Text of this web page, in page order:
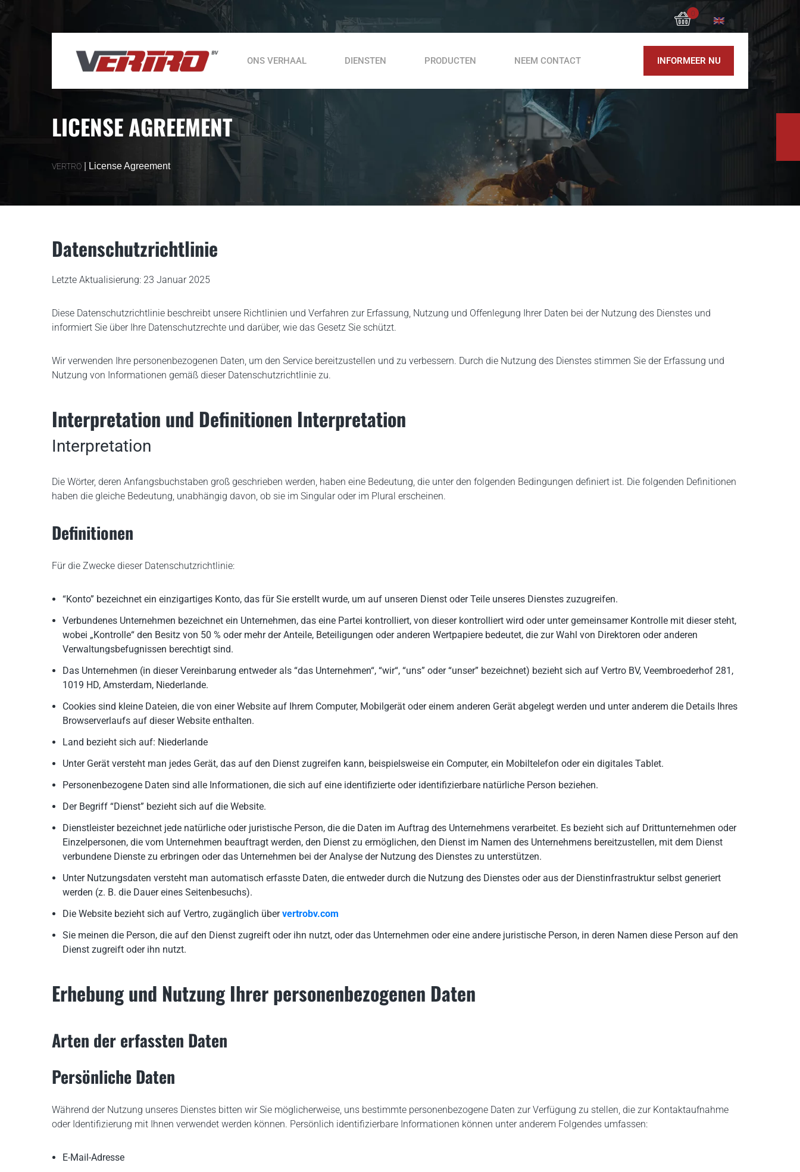
0
Achterloopverdichter VDR 60 C
Achterloopverdichter VDR 60 C Blokzaagmachine
Rebar snijmachine MC 52
Vibrator aandrijfeenheid VDV 320 Rebar plooimachine MB 42
VDV 170 D vibrator-aandrijfeenheid Rebar plooimachine MB 42 EVO
ONS VERHAAL DIENSTEN PRODUCTEN NEEM CONTACT INFORMEER NU
LICENSE AGREEMENT
VERTRO License Agreement
Datenschutzrichtlinie
Letzte Aktualisierung: 23 Januar 2025
Diese Datenschutzrichtlinie beschreibt unsere Richtlinien und Verfahren zur Erfassung, Nutzung und Offenlegung Ihrer Daten bei der Nutzung des Dienstes und
informiert Sie über Ihre Datenschutzrechte und darüber, wie das Gesetz Sie schützt.
Wir verwenden Ihre personenbezogenen Daten, um den Service bereitzustellen und zu verbessern. Durch die Nutzung des Dienstes stimmen Sie der Erfassung und
Nutzung von Informationen gemäß dieser Datenschutzrichtlinie zu.
Interpretation und Definitionen Interpretation
Interpretation
Die Wörter, deren Anfangsbuchstaben groß geschrieben werden, haben eine Bedeutung, die unter den folgenden Bedingungen definiert ist. Die folgenden Definitionen
haben die gleiche Bedeutung, unabhängig davon, ob sie im Singular oder im Plural erscheinen.
Definitionen
Für die Zwecke dieser Datenschutzrichtlinie:
“Konto” bezeichnet ein einzigartiges Konto, das für Sie erstellt wurde, um auf unseren Dienst oder Teile unseres Dienstes zuzugreifen.
Verbundenes Unternehmen bezeichnet ein Unternehmen, das eine Partei kontrolliert, von dieser kontrolliert wird oder unter gemeinsamer Kontrolle mit dieser steht,
wobei „Kontrolle“ den Besitz von 50 % oder mehr der Anteile, Beteiligungen oder anderen Wertpapiere bedeutet, die zur Wahl von Direktoren oder anderen
Verwaltungsbefugnissen berechtigt sind.
Das Unternehmen (in dieser Vereinbarung entweder als “das Unternehmen“, “wir“, “uns” oder “unser” bezeichnet) bezieht sich auf Vertro BV, Veembroederhof 281,
1019 HD, Amsterdam, Niederlande.
Cookies sind kleine Dateien, die von einer Website auf Ihrem Computer, Mobilgerät oder einem anderen Gerät abgelegt werden und unter anderem die Details Ihres
Browserverlaufs auf dieser Website enthalten.
Land bezieht sich auf: Niederlande
Unter Gerät versteht man jedes Gerät, das auf den Dienst zugreifen kann, beispielsweise ein Computer, ein Mobiltelefon oder ein digitales Tablet.
Personenbezogene Daten sind alle Informationen, die sich auf eine identifizierte oder identifizierbare natürliche Person beziehen.
Der Begriff “Dienst” bezieht sich auf die Website.
Dienstleister bezeichnet jede natürliche oder juristische Person, die die Daten im Auftrag des Unternehmens verarbeitet. Es bezieht sich auf Drittunternehmen oder
Einzelpersonen, die vom Unternehmen beauftragt werden, den Dienst zu ermöglichen, den Dienst im Namen des Unternehmens bereitzustellen, mit dem Dienst
verbundene Dienste zu erbringen oder das Unternehmen bei der Analyse der Nutzung des Dienstes zu unterstützen.
Unter Nutzungsdaten versteht man automatisch erfasste Daten, die entweder durch die Nutzung des Dienstes oder aus der Dienstinfrastruktur selbst generiert
werden (z. B. die Dauer eines Seitenbesuchs).
Die Website bezieht sich auf Vertro, zugänglich übervertrobv.com
Sie meinen die Person, die auf den Dienst zugreift oder ihn nutzt, oder das Unternehmen oder eine andere juristische Person, in deren Namen diese Person auf den
Dienst zugreift oder ihn nutzt.
Erhebung und Nutzung Ihrer personenbezogenen Daten
Arten der erfassten Daten
Persönliche Daten
Während der Nutzung unseres Dienstes bitten wir Sie möglicherweise, uns bestimmte personenbezogene Daten zur Verfügung zu stellen, die zur Kontaktaufnahme
oder Identifizierung mit Ihnen verwendet werden können. Persönlich identifizierbare Informationen können unter anderem Folgendes umfassen:
E-Mail-Adresse